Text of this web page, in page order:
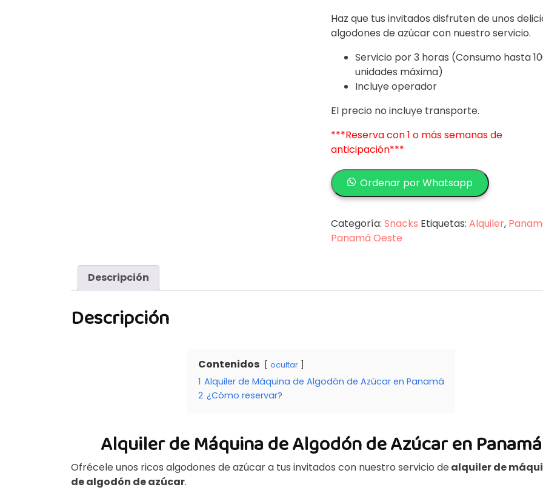
Haz que tus invitados disfruten de unos
algodones de azúcar con nuestro servicio.
Servicio por 3 horas (Consumo hasta
unidades máxima)
Incluye operador
El precio no incluye transporte.
***Reserva con 1 o más semanas de
anticipación***
Máquina
de
Algodón
de
Azúcar
Ordenar por Whatsapp
Categoría: Snacks Etiquetas: Alquiler,
Panamá Oeste
Descripción
Descripción
Contenidos ocultar
1 Alquiler de Máquina de Algodón de Azúcar en Panamá
2 ¿Cómo reservar?
Alquiler de Máquina de Algodón de Azúcar en Panamá
Ofrécele unos ricos algodones de azúcar a tus invitados con nuestro servicio dealquiler de
de algodón de azúcar.